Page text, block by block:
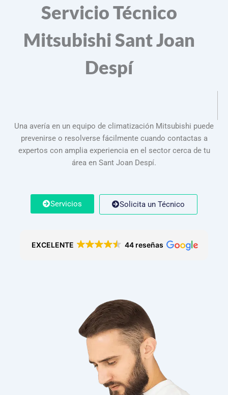
Servicio Técnico
Mitsubishi Sant Joan
Despí
Una avería en un equipo de climatización Mitsubishi puede
prevenirse o resolverse fácilmente cuando contactas a
expertos con amplia experiencia en el sector cerca de tu
área en Sant Joan Despí.
Servicios Solicita un Técnico
EXCELENTE 44 reseñas